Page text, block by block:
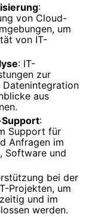
:
von Cloud-
um
von IT-
: IT-
zur
Datenintegration
aus
:
Support für
Anfragen im
Software und
bei der
Projekten, um
und im
werden.